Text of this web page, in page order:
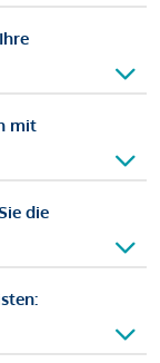
mit
die